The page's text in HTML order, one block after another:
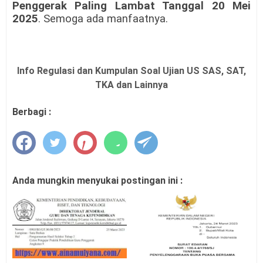
Penggerak Paling Lambat Tanggal 20 Mei
2025. Semoga ada manfaatnya.
Info Regulasi dan Kumpulan Soal Ujian US SAS, SAT,
TKA dan Lainnya
Berbagi :
Anda mungkin menyukai postingan ini :